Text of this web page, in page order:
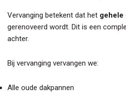
Vervanging betekent dat het gehele
gerenoveerd wordt. Dit is een
achter.
Bij vervanging vervangen we:
Alle oude dakpannen